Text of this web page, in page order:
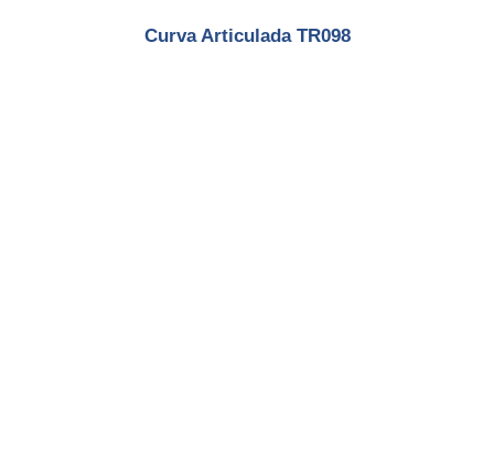
Curva Articulada TR098